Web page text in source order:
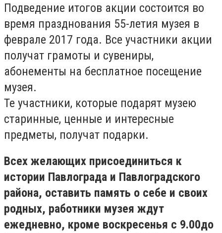
Подведение итогов акции состоится во
время празднования 55-летия музея в
феврале 2017 года. Все участники акции
получат грамоты и сувениры,
абонементы на бесплатное посещение
музея.
Те участники, которые подарят музею
старинные, ценные и интересные
предметы, получат подарки.
Всех желающих присоединиться к
истории Павлограда и Павлоградского
района, оставить память о себе и своих
родных, работники музея ждут
ежедневно, кроме воскресенья с 9.00до